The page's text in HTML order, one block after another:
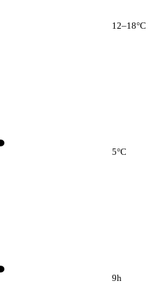
12–18°C
5°C
9h